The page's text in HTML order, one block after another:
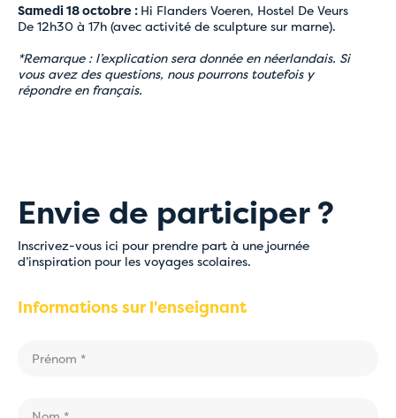
Samedi 18 octobre : Hi Flanders Voeren, Hostel De Veurs
De 12h30 à 17h (avec activité de sculpture sur marne).
*Remarque : l’explication sera donnée en néerlandais. Si
vous avez des questions, nous pourrons toutefois y
répondre en français.
Envie de participer ?
Inscrivez-vous ici pour prendre part à une journée
d’inspiration pour les voyages scolaires.
Informations sur l'enseignant